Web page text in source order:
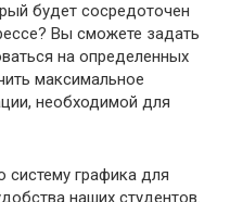
будет сосредоточен
Вы сможете задать
на определенных
максимальное
необходимой для
систему графика для
наших студентов.